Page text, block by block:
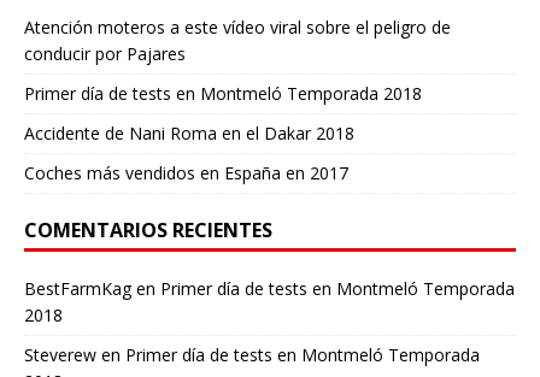
Atención moteros a este vídeo viral sobre el peligro de
conducir por Pajares
Primer día de tests en Montmeló Temporada 2018
Accidente de Nani Roma en el Dakar 2018
Coches más vendidos en España en 2017
COMENTARIOS RECIENTES
BestFarmKagen Primer día de tests en Montmeló Temporada
2018
Steverew en Primer día de tests en Montmeló Temporada